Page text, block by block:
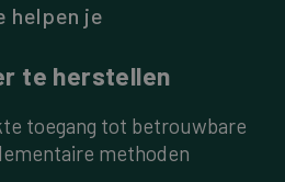
helpen je
te herstellen
toegang tot betrouwbare
methoden